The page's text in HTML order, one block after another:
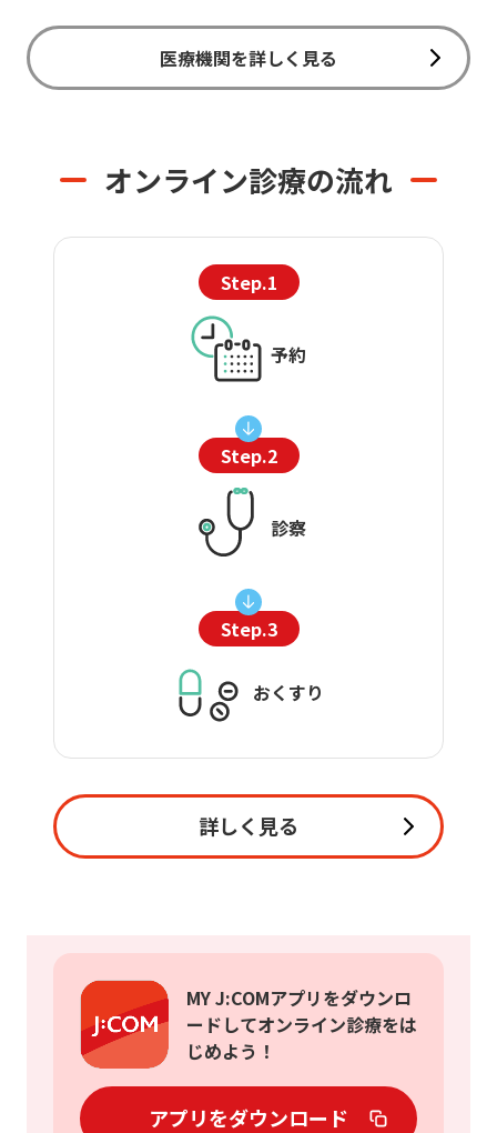
医療機関を詳しく見る
オンライン診療の流れ
Step.1
予約
Step.2
診察
Step.3
おくすり
詳しく見る
MY J:COMアプリをダウンロ
ードしてオンライン診療をは
じめよう！
アプリをダウンロード